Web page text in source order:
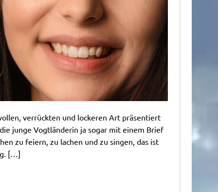
verrückten und lockeren Art präsentiert
junge Vogtländerin ja sogar mit einem Brief
zu feiern, zu lachen und zu singen, das ist
[…]